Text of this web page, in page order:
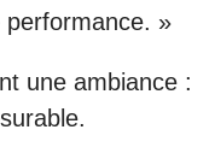
»
une ambiance :